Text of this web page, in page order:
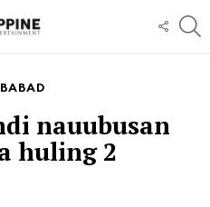
nauubusan
huling 2